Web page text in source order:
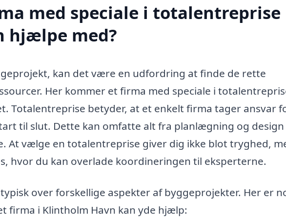
med speciale i totalentreprise
hjælpe med?
kan det være en udfordring at finde de rette
Her kommer et firma med speciale i
Totalentreprise betyder, at et enkelt firma tager ansvar
til slut. Dette kan omfatte alt fra planlægning og
At vælge en totalentreprise giver dig ikke blot tryghed,
hvor du kan overlade koordineringen til eksperterne.
over forskellige aspekter af byggeprojekter. Her er
firma i Klintholm Havn kan yde hjælp: